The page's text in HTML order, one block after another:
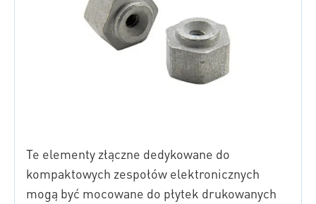
Te elementy złączne dedykowane do
kompaktowych zespołów elektronicznych
mogą być mocowane do płytek drukowanych